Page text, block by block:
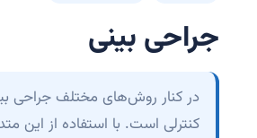
جراحی بینی
در کنار روش‌های مختلف جراحی
کنترلی است. با استفاده از این